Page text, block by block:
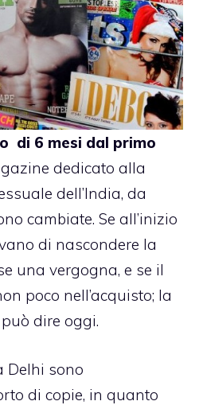
di 6 mesi dal primo
dedicato alla
dell’India, da
cambiate. Se all’inizio
di nascondere la
una vergogna, e se il
poco nell’acquisto; la
dire oggi.
Delhi sono
di copie, in quanto